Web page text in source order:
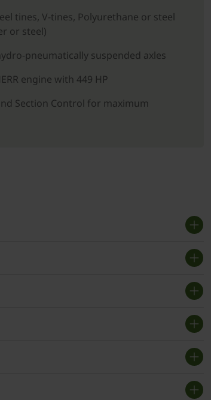
tines, V-tines, Polyurethane or steel
or steel)
pneumatically suspended axles
engine with 449 HP
Section Control for maximum